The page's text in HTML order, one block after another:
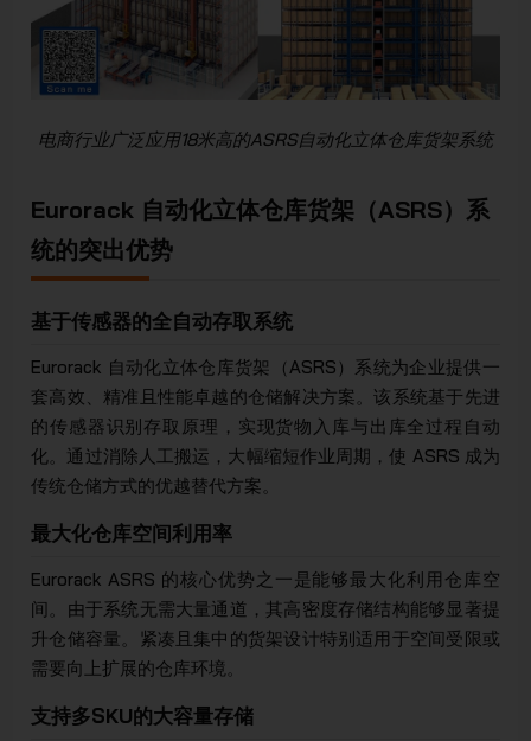
电商行业广泛应用18米高的ASRS自动化立体仓库货架系统
Eurorack 自动化立体仓库货架（ASRS）系
统的突出优势
基于传感器的全自动存取系统
Eurorack 自动化立体仓库货架（ASRS）系统为企业提供一
套高效、精准且性能卓越的仓储解决方案。该系统基于先进
的传感器识别存取原理，实现货物入库与出库全过程自动
化。通过消除人工搬运，大幅缩短作业周期，使 ASRS 成为
传统仓储方式的优越替代方案。
最大化仓库空间利用率
Eurorack ASRS 的核心优势之一是能够最大化利用仓库空
间。由于系统无需大量通道，其高密度存储结构能够显著提
升仓储容量。紧凑且集中的货架设计特别适用于空间受限或
需要向上扩展的仓库环境。
支持多SKU的大容量存储